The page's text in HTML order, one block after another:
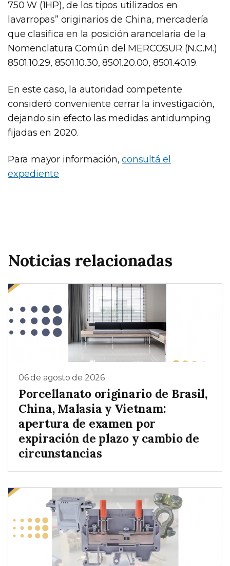
750 W (1HP), de los tipos utilizados en
lavarropas” originarios de China, mercadería
que clasifica en la posición arancelaria de la
Nomenclatura Común del MERCOSUR (N.C.M.)
8501.10.29, 8501.10.30, 8501.20.00, 8501.40.19.
En este caso, la autoridad competente
consideró conveniente cerrar la investigación,
dejando sin efecto las medidas antidumping
fijadas en 2020.
Para mayor información,consultá el
expediente
Noticias relacionadas
06 de agosto de 2026
Porcellanato originario de Brasil,
China, Malasia y Vietnam:
apertura de examen por
expiración de plazo y cambio de
circunstancias